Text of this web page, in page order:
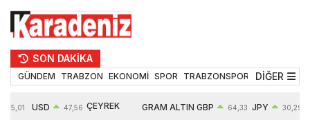
SON DAKİKA
GÜNDEM TRABZON EKONOMİ SPOR TRABZONSPOR TEKNOLOJİ
DİĞER
55,01 USD 47,56 ÇEYREK GRAM ALTIN GBP 64,33 JPY 30,29